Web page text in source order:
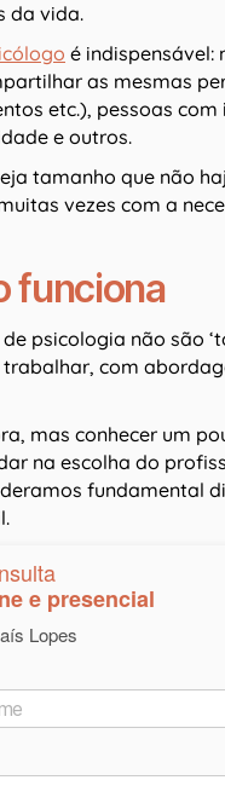
da vida.
é indispensável:
as mesmas
etc.), pessoas com
e outros.
tamanho que não
vezes com a
funciona
psicologia não são
com
mas conhecer um
na escolha do
fundamental
e presencial
Lopes